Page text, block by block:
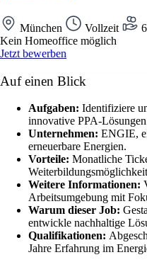
München Vollzeit
Kein Homeoffice möglich
Jetzt bewerben
Auf einen Blick
Aufgaben: Identifiziere
innovative PPA-
Unternehmen: ENGIE,
erneuerbare Energien.
Vorteile: Monatliche
Weitere Informationen:
Arbeitsumgebung mit
Warum dieser Job:
entwickle nachhaltige
Qualifikationen:
Jahre Erfahrung im